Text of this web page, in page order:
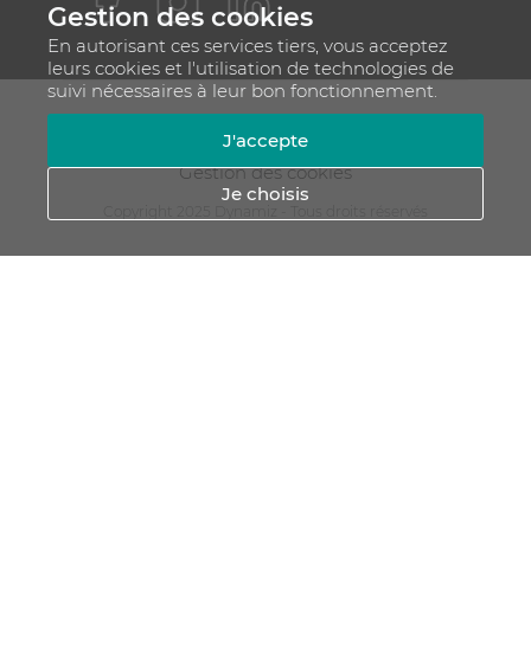
RGPD - Gestion de vos données personnelles
Gestion des cookies
Gestion des cookies
En autorisant ces services tiers, vous acceptez
leurs cookies et l'utilisation de technologies de
suivi nécessaires à leur bon fonctionnement.
Je choisis
J'accepte